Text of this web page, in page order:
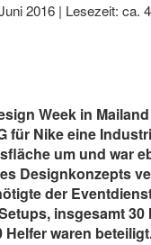
2016 | Lesezeit: ca.
Week in
für Nike eine
um und war
Designkonzepts
der
insgesamt 30
waren